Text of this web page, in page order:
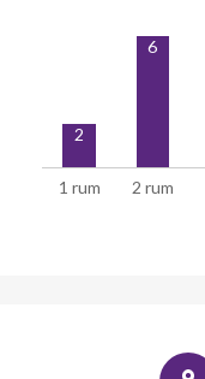
1 rum 2 rum
2
6